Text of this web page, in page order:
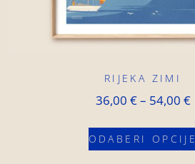
RIJEKA ZIMI
36,00 €– 54,00 €
ODABERI OPCIJE